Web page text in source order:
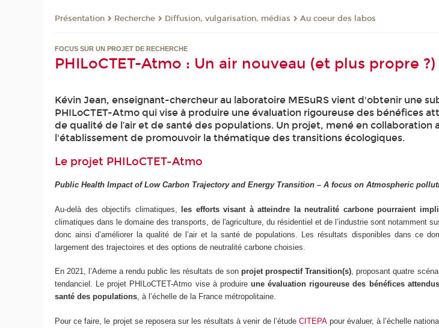
Présentation Recherche Diffusion, vulgarisation, médias Au coeur des labos
FOCUS SUR UN PROJET DE RECHERCHE
PHILoCTET-Atmo : Un air nouveau (et plus propre
Kévin Jean, enseignant-chercheur au laboratoire MESuRS vient d'obtenir une
PHILoCTET-Atmo qui vise à produire une évaluation rigoureuse des bénéfices
de qualité de l’air et de santé des populations. Un projet, mené en
l'établissement de promouvoir la thématique des transitions écologiques.
Le projet PHILoCTET-Atmo
Public Health Impact of Low Carbon Trajectory and Energy Transition – A focus on Atmospheric
Au-delà des objectifs climatiques, les efforts visant à atteindre la neutralité carbone pourraient
climatiques dans le domaine des transports, de l'agriculture, du résidentiel et de l’industrie sont notamment
donc ainsi d’améliorer la qualité de l’air et la santé de populations. Les résultats disponibles dans ce
largement des trajectoires et des options de neutralité carbone choisies.
En 2021, l’Ademe a rendu public les résultats de sonprojet prospectif Transition(s), proposant quatre
tendanciel. Le projet PHILoCTET-Atmo vise à produireune évaluation rigoureuse des bénéfices
santé des populations, à l’échelle de la France métropolitaine.
Pour ce faire, le projet se reposera sur les résultats à venir de l’étude CITEPA pour évaluer, à l’échelle